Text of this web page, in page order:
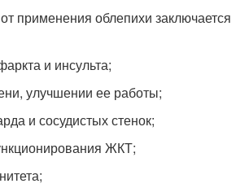
применения облепихи заключается
и инсульта;
улучшении ее работы;
и сосудистых стенок;
ЖКТ;